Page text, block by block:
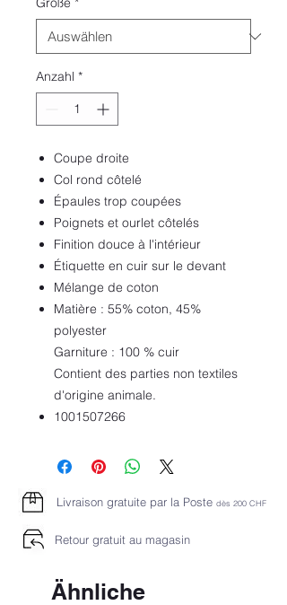
Anzahl *
Coupe droite
Col rond côtelé
Épaules trop coupées
Poignets et ourlet côtelés
Finition douce à l'intérieur
Étiquette en cuir sur le devant
Mélange de coton
Matière : 55% coton, 45%
polyester
Garniture : 100 % cuir
Contient des parties non textiles
d'origine animale.
1001507266
Livraison gratuite par la Poste dès 200 CHF
Retour gratuit au magasin
Ähnliche